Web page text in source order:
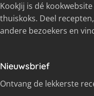
KookJij is dé
thuiskoks. Deel
andere bezoekers en
Nieuwsbrief
Ontvang de lekkerste